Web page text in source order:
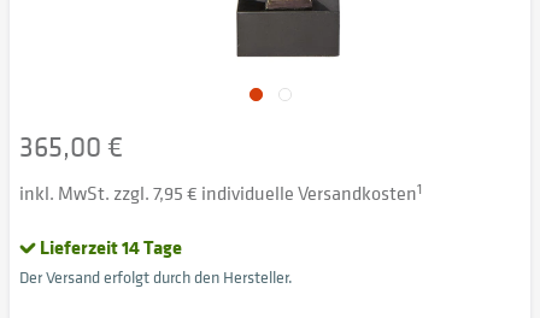
365,00 €
inkl. MwSt. zzgl. 7,95 € individuelle Versandkosten1
Lieferzeit 14 Tage
Der Versand erfolgt durch den Hersteller.